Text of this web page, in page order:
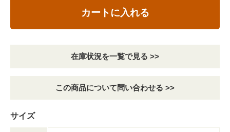
カートに入れる
在庫状況を一覧で見る >>
この商品について問い合わせる >>
サイズ